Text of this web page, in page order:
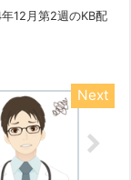
12月第2週のKB配